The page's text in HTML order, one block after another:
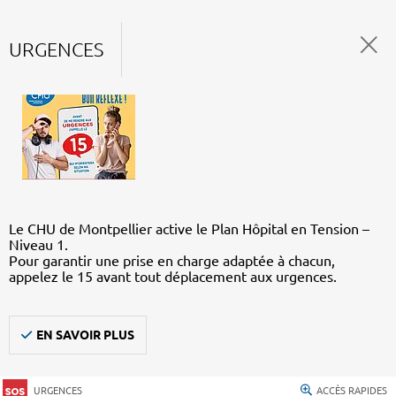
URGENCES
Le CHU de Montpellier active le Plan Hôpital en Tension –
Niveau 1.
Pour garantir une prise en charge adaptée à chacun,
appelez le 15 avant tout déplacement aux urgences.
EN SAVOIR PLUS
URGENCES ACCÈS RAPIDES